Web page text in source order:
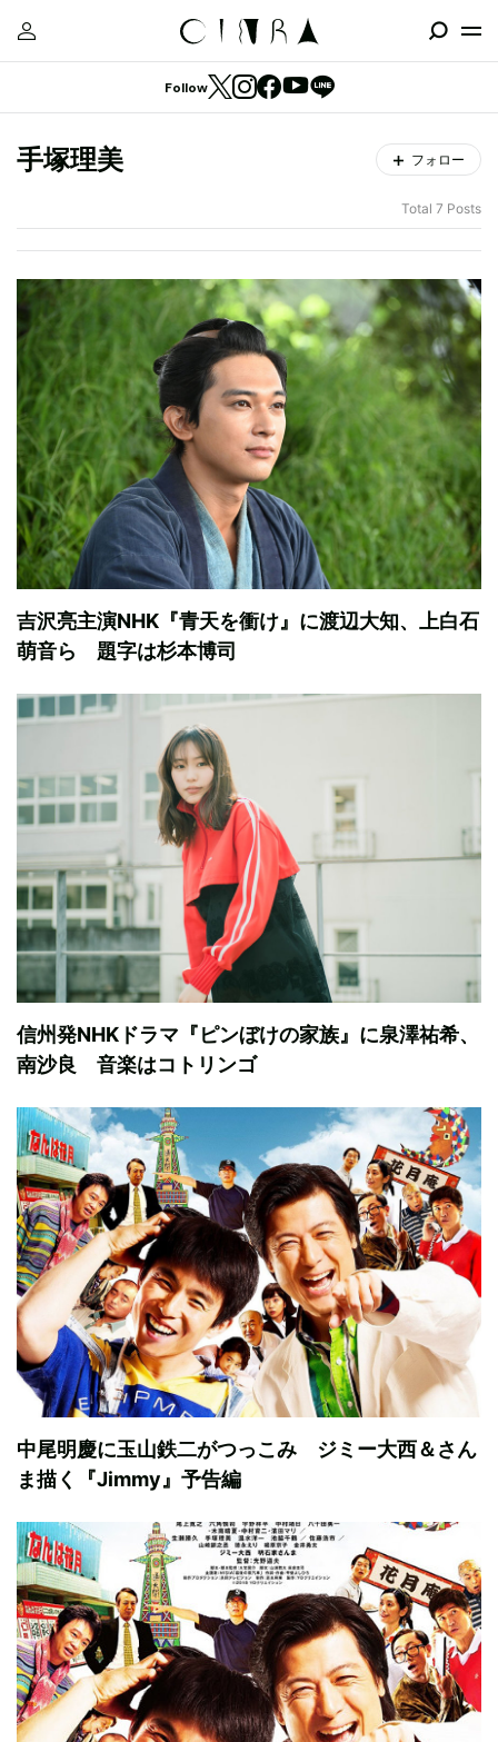
Follow
手塚理美 フォロー
Total 7 Posts
吉沢亮主演NHK『青天を衝け』に渡辺大知、上白石
萌音ら 題字は杉本博司
信州発NHKドラマ『ピンぼけの家族』に泉澤祐希、
南沙良 音楽はコトリンゴ
中尾明慶に玉山鉄二がつっこみ ジミー大西＆さん
ま描く『Jimmy』予告編